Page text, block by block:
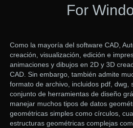
For
Como la mayoría del software CAD,
creación, visualización, edición e
animaciones y dibujos en 2D y 3D
CAD. Sin embargo, también admite
formato de archivo, incluidos pdf, dwg,
conjunto de herramientas de diseño
manejar muchos tipos de datos
geométricas simples como círculos,
estructuras geométricas complejas